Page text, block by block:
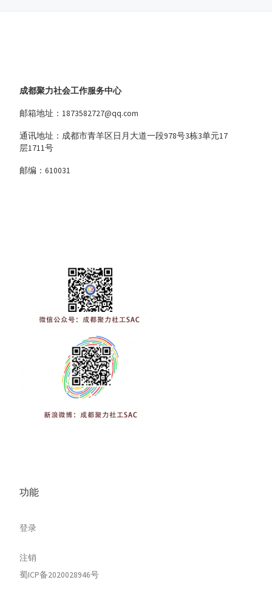
成都聚力社会工作服务中心
邮箱地址：1873582727@qq.com
通讯地址：成都市青羊区日月大道一段978号3栋3单元17
层1711号
邮编：610031
功能
登录
注销
蜀ICP备2020028946号